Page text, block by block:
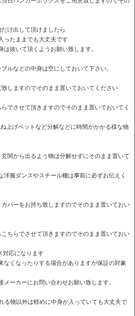
け出して頂けましたら
ったままでも大丈夫です
抜いて頂くようお願い致します。
ルなどの中身は空にしておいて下さい。
しますのでそのまま置いておいてください
でさせて頂きますのでそのまま置いておいてく
上げベットなど分解などに時間がかかる様な物
関から出るよう物は分解せずにそのまま置いて
洋服ダンスやスチール棚は事前に必ずお伝えく
バーをお持ち致しますのでそのまま置いておい
ちらでさせて頂きますのでそのまま置いておい
対応になります
なくなったりする場合がありますが保証の対象
ーカーにお問い合わせお願い致します。
る物以外は軽めに中身が入っていても大丈夫で